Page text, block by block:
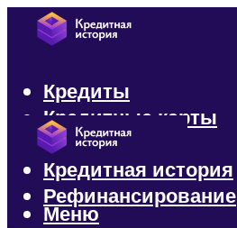
Кредиты
Кредитные карты
Микрозаймы
Кредитная история
Рефинансирование
Меню